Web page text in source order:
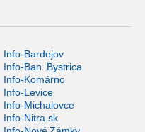
Info-Bardejov
Info-Ban. Bystrica
Info-Komárno
Info-Levice
Info-Michalovce
Info-Nitra.sk